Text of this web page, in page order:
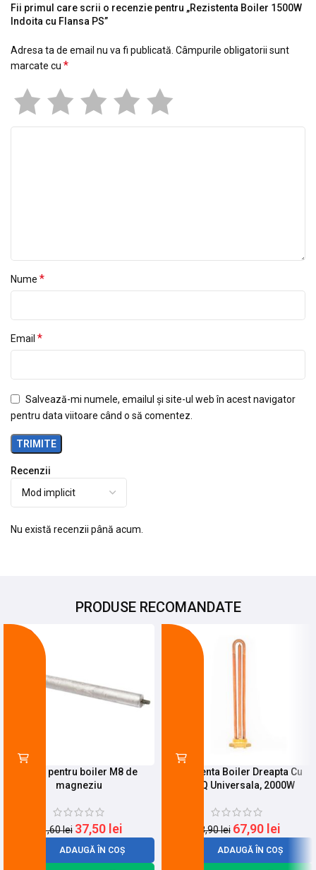
Recenzii
Nu există recenzii până acum.
Fii primul care scrii o recenzie pentru „Rezistenta Boiler 1500W
Indoita cu Flansa PS”
Adresa ta de email nu va fi publicată. Câmpurile obligatorii sunt
marcate cu *
Nume *
Email *
Salvează-mi numele, emailul și site-ul web în acest navigator
pentru data viitoare când o să comentez.
PRODUSE RECOMANDATE
Anod pentru boiler M8 de
magneziu
41,60lei 37,50 lei
ADAUGĂ ÎN COȘ
Rezistenta Boiler Dreapta Cu
Filet Q Universala, 2000W
88,90lei 67,90 lei
ADAUGĂ ÎN COȘ